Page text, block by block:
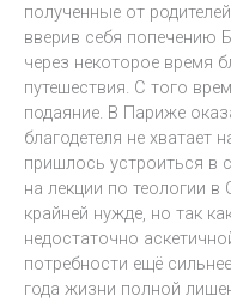
полученные от
вверив себя попечению
через некоторое время
путешествия. С того
подаяние. В Париже
благодетеля не хватает
пришлось устроиться в
на лекции по теологии
крайней нужде, но так
недостаточно
потребности ещё
года жизни полной